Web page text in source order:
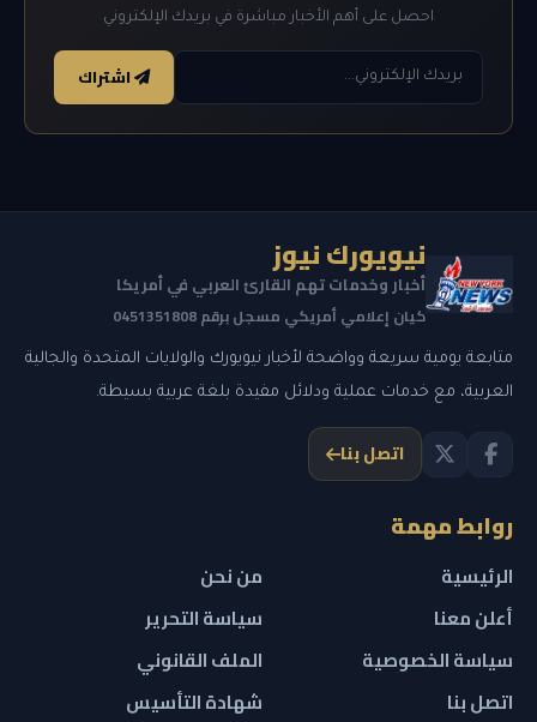
احصل على أهم الأخبار مباشرة في بريدك الإلكتروني
اشتراك
نيويورك نيوز
أخبار وخدمات تهم القارئ العربي في أمريكا
كيان إعلامي أمريكي مسجل برقم 0451351808
متابعة يومية سريعة وواضحة لأخبار نيويورك والولايات المتحدة والجالية
العربية، مع خدمات عملية ودلائل مفيدة بلغة عربية بسيطة.
اتصل بنا
روابط مهمة
الرئيسية
من نحن
أعلن معنا
سياسة التحرير
سياسة الخصوصية
الملف القانوني
اتصل بنا
شهادة التأسيس